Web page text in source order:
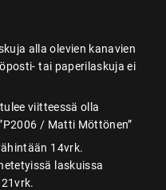
alla olevien kanavien
tai paperilaskuja ei
viitteessä olla
/ Matti Möttönen”
14vrk.
laskuissa